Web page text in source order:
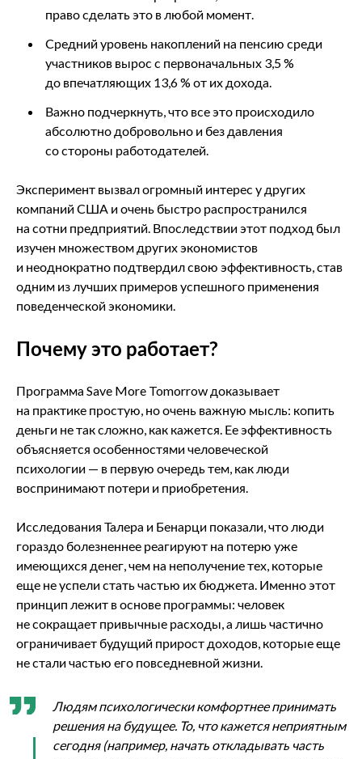
право сделать это в любой момент.
Средний уровень накоплений на пенсию среди
участников вырос с первоначальных 3,5 %
до впечатляющих 13,6 % от их дохода.
Важно подчеркнуть, что все это происходило
абсолютно добровольно и без давления
со стороны работодателей.
Эксперимент вызвал огромный интерес у других
компаний США и очень быстро распространился
на сотни предприятий. Впоследствии этот подход был
изучен множеством других экономистов
и неоднократно подтвердил свою эффективность, став
одним из лучших примеров успешного применения
поведенческой экономики.
Почему это работает?
Программа Save More Tomorrow доказывает
на практике простую, но очень важную мысль: копить
деньги не так сложно, как кажется. Ее эффективность
объясняется особенностями человеческой
психологии — в первую очередь тем, как люди
воспринимают потери и приобретения.
Исследования Талера и Бенарци показали, что люди
гораздо болезненнее реагируют на потерю уже
имеющихся денег, чем на неполучение тех, которые
еще не успели стать частью их бюджета. Именно этот
принцип лежит в основе программы: человек
не сокращает привычные расходы, а лишь частично
ограничивает будущий прирост доходов, которые еще
не стали частью его повседневной жизни.
Людям психологически комфортнее принимать
решения на будущее. То, что кажется неприятным
сегодня (например, начать откладывать часть